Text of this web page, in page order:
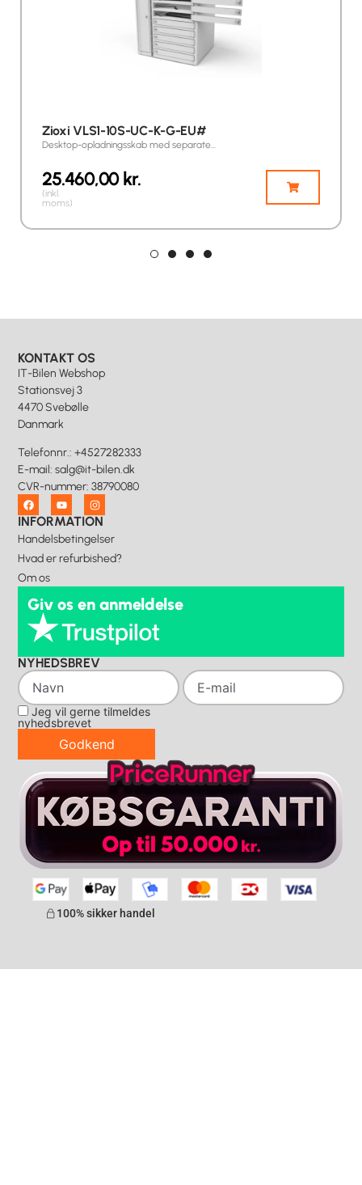
Zioxi VLS1-10S-UC-K-G-EU#
Desktop-opladningsskab med separate…
25.460,00kr.
(inkl.
moms)
KONTAKT OS
IT-Bilen Webshop
Stationsvej 3
4470 Svebølle
Danmark
Telefonnr.: +4527282333
E-mail:salg@it-bilen.dk
CVR-nummer: 38790080
INFORMATION
Handelsbetingelser
Hvad er refurbished?
Om os
Giv os en anmeldelse
NYHEDSBREV
Jeg vil gerne tilmeldes
nyhedsbrevet
Godkend
100% sikker handel